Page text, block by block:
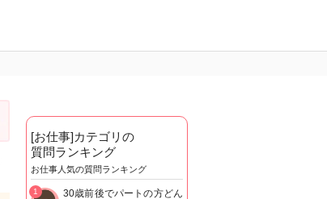
[お仕事]カテゴリの
質問ランキング
お仕事人気の質問ランキング
30歳前後でパートの方どん
1